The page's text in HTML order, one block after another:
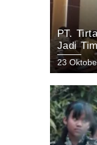
PT.
Jadi
23